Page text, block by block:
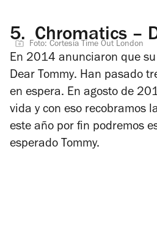
5. Chromatics –
Foto: Cortesía Time Out London
En 2014 anunciaron que
Dear Tommy. Han pasado
en espera. En agosto de
vida y con eso recobramos
este año por fin podremos
esperado Tommy.